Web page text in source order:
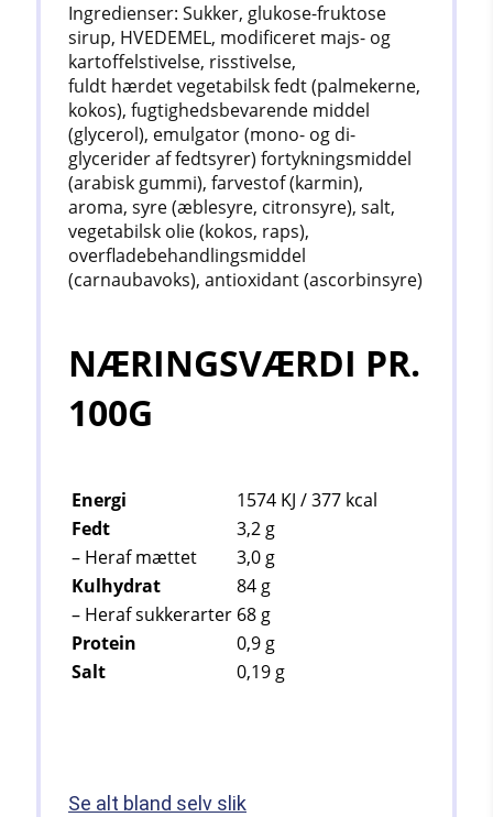
Ingredienser: Sukker, glukose-fruktose
sirup, HVEDEMEL, modificeret majs- og
kartoffelstivelse, risstivelse,
fuldt hærdet vegetabilsk fedt (palmekerne,
kokos), fugtighedsbevarende middel
(glycerol), emulgator (mono- og di-
glycerider af fedtsyrer) fortykningsmiddel
(arabisk gummi), farvestof (karmin),
aroma, syre (æblesyre, citronsyre), salt,
vegetabilsk olie (kokos, raps),
overfladebehandlingsmiddel
(carnaubavoks), antioxidant (ascorbinsyre)
NÆRINGSVÆRDI PR.
100G
Energi 1574 KJ / 377 kcal
Fedt
3,2 g
– Heraf mættet
3,0 g
Kulhydrat
84g
– Heraf sukkerarter 68g
Protein
0,9g
Salt
0,19g
Se alt bland selv slik